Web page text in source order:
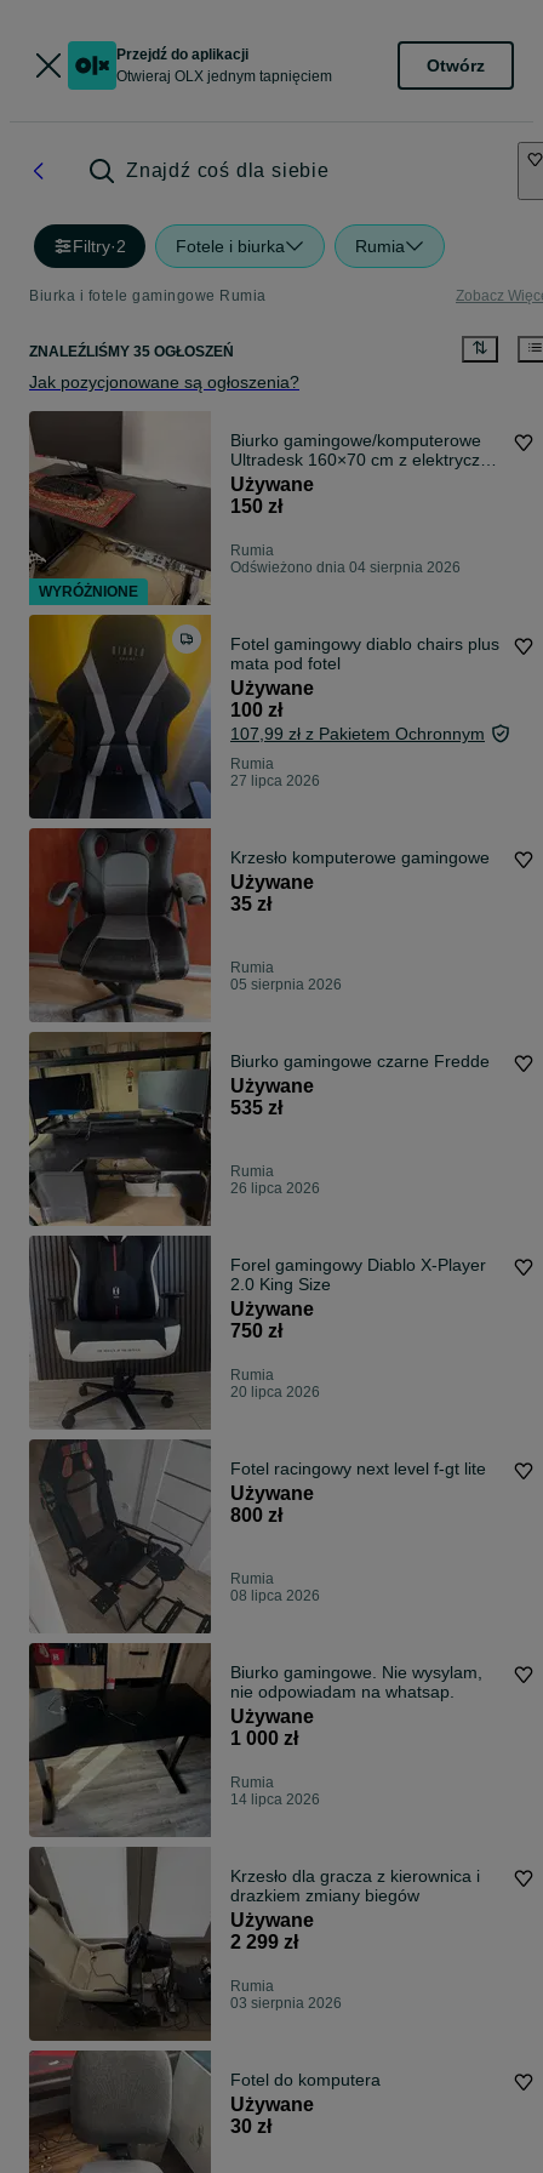
Przejdź do aplikacji
Otwieraj OLX jednym tapnięciem
Otwórz
Znajdź coś dla siebie
Filtry·2 Fotele i biurka Rumia
Biurka i fotele gamingowe Rumia Zobacz
ZNALEŹLIŚMY 35 OGŁOSZEŃ
Jak pozycjonowane są ogłoszenia?
Biurko gamingowe/komputerowe
Ultradesk 160×70 cm z elektryczną
regulacją wysokości
Używane
150 zł
Rumia
Odświeżono dnia 04 sierpnia 2026
Fotel gamingowy diablo chairs plus
mata pod fotel
Używane
100 zł
107,99 zł z Pakietem Ochronnym
Rumia
27 lipca 2026
Krzesło komputerowe gamingowe
Używane
35 zł
Rumia
05 sierpnia 2026
Biurko gamingowe czarne Fredde
Używane
535 zł
Rumia
26 lipca 2026
Forel gamingowy Diablo X-Player
2.0 King Size
Używane
750 zł
Rumia
20 lipca 2026
Fotel racingowy next level f-gt lite
Używane
800 zł
Rumia
08 lipca 2026
Biurko gamingowe. Nie wysylam,
nie odpowiadam na whatsap.
Używane
1 000 zł
Rumia
14 lipca 2026
Krzesło dla gracza z kierownica i
drazkiem zmiany biegów
Używane
2 299 zł
Rumia
03 sierpnia 2026
Fotel do komputera
Używane
30 zł
WYRÓŻNIONE